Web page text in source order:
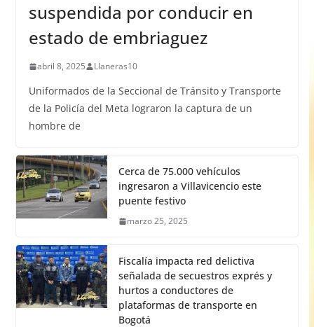
suspendida por conducir en
estado de embriaguez
abril 8, 2025 Llaneras10
Uniformados de la Seccional de Tránsito y Transporte
de la Policía del Meta lograron la captura de un
hombre de
Cerca de 75.000 vehículos
ingresaron a Villavicencio este
puente festivo
marzo 25, 2025
Fiscalía impacta red delictiva
señalada de secuestros exprés y
hurtos a conductores de
plataformas de transporte en
Bogotá